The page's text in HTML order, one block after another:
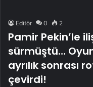
Editör 0 2
Pamir Pekin’le
sürmüştü…
ayrılık sonrası
çevirdi!